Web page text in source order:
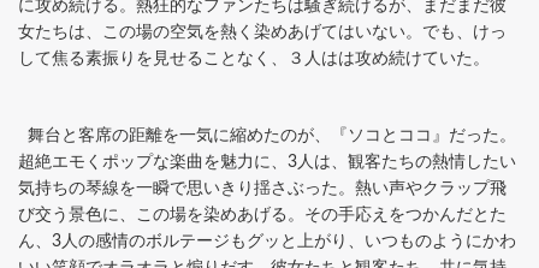
に攻め続ける。熱狂的なファンたちは騒ぎ続けるが、まだまだ彼
女たちは、この場の空気を熱く染めあげてはいない。でも、けっ
して焦る素振りを見せることなく、３人はは攻め続けていた。
舞台と客席の距離を一気に縮めたのが、『ソコとココ』だった。
超絶エモくポップな楽曲を魅力に、3人は、観客たちの熱情したい
気持ちの琴線を一瞬で思いきり揺さぶった。熱い声やクラップ飛
び交う景色に、この場を染めあげる。その手応えをつかんだとた
ん、3人の感情のボルテージもグッと上がり、いつものようにかわ